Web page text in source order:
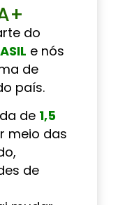
do
e nós
de
país.
de 1,5
meio das
de